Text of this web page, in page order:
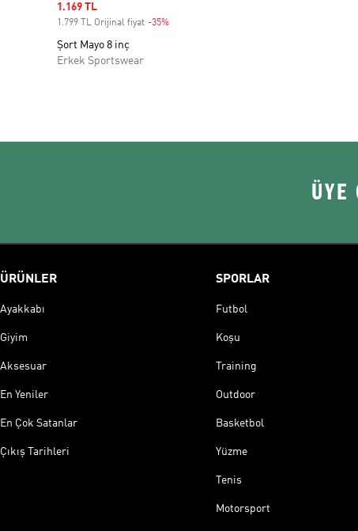
Sale price
1.169 TL
1.799 TL Orijinal fiyat -35%
Şort Mayo 8 inç
Erkek Sportswear
ÜRÜNLER
Ayakkabı
Giyim
Aksesuar
En Yeniler
En Çok Satanlar
Çıkış Tarihleri
SPORLAR
Futbol
Koşu
Training
Outdoor
Basketbol
Yüzme
Tenis
Motorsport